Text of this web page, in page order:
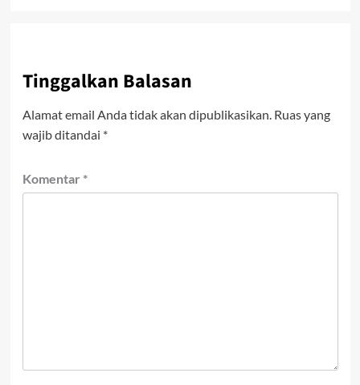
Tinggalkan Balasan
Alamat email Anda tidak akan dipublikasikan. Ruas yang
wajib ditandai *
Komentar *